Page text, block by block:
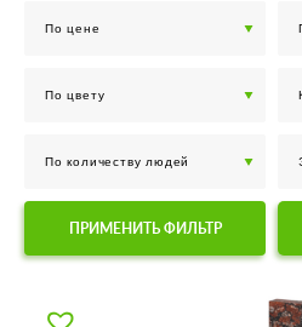
ПРИМЕНИТЬ ФИЛЬТР